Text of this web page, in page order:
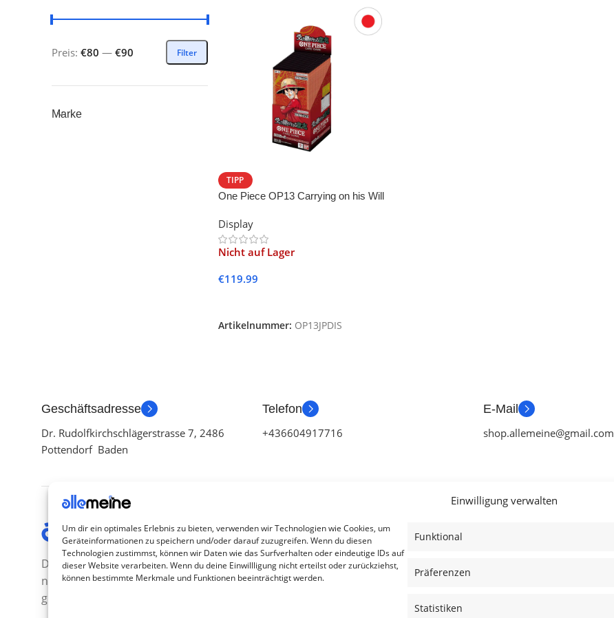
Einwilligung verwalten
Um dir ein optimales Erlebnis zu bieten, verwenden wir Technologien wie Cookies, um
Geräteinformationen zu speichern und/oder darauf zuzugreifen. Wenn du diesen
Technologien zustimmst, können wir Daten wie das Surfverhalten oder eindeutige IDs auf
dieser Website verarbeiten. Wenn du deine Einwillligung nicht erteilst oder zurückziehst,
können bestimmte Merkmale und Funktionen beeinträchtigt werden.
Funktional
Präferenzen
Statistiken
Filter
Preis: €80 — €90
Marke
TIPP
One Piece OP13 Carrying on his Will
Display
Nicht auf Lager
€119.99
Artikelnummer: OP13JPDIS
Geschäftsadresse
Dr. Rudolfkirchschlägerstrasse 7, 2486
Pottendorf Baden
Telefon
+436604917716
E-Mail
shop.allemeine@gmail.com
Die Produkte, die Sie wünschen, aber
nicht erreichen können, sind
gleichzeitig mit der Welt hier.
Kategorien
TV Zubehör
Smartwatch Zubehör
Blog
Lieferung & Rückgabe